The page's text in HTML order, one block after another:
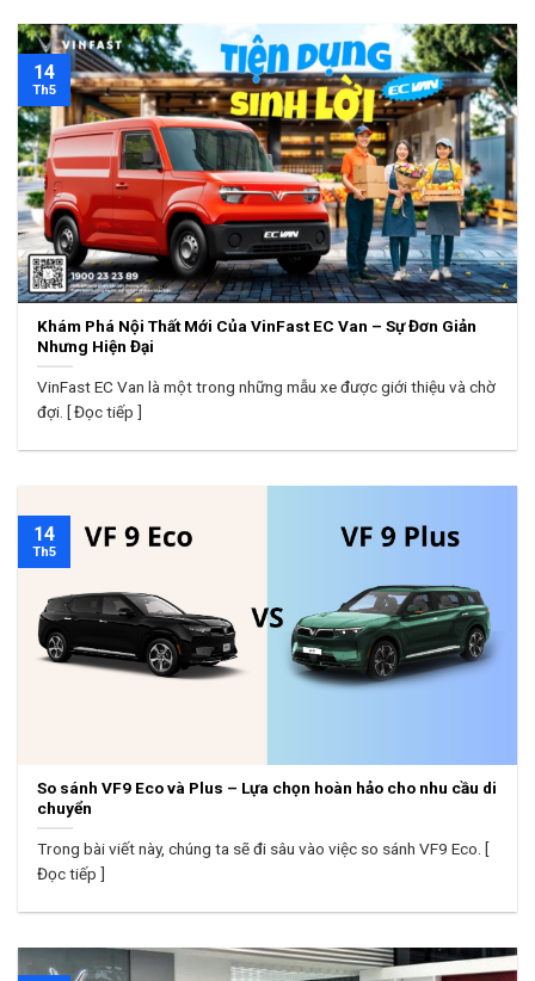
Khám Phá Nội Thất Mới Của VinFast EC Van – Sự Đơn Giản
Nhưng Hiện Đại
VinFast EC Van là một trong những mẫu xe được giới thiệu và chờ
đợi. [ Đọc tiếp ]
14
Th5
So sánh VF9 Eco và Plus – Lựa chọn hoàn hảo cho nhu cầu di
chuyển
Trong bài viết này, chúng ta sẽ đi sâu vào việc so sánh VF9 Eco. [
Đọc tiếp ]
14
Th5